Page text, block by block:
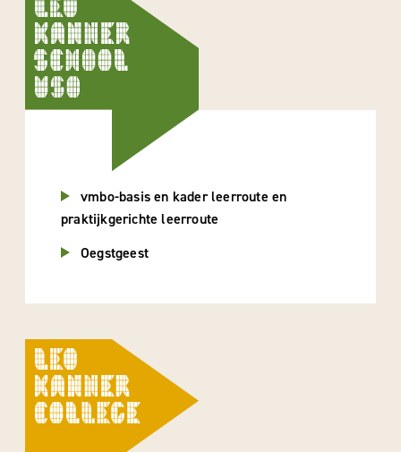
vmbo-basis en kader leerroute en
praktijkgerichte leerroute
Oegstgeest